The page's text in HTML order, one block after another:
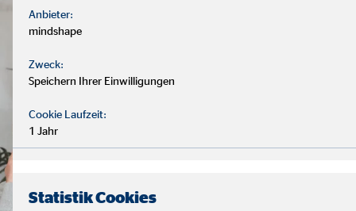
Anbieter:
mindshape
Zweck:
Speichern Ihrer Einwilligungen
Cookie Laufzeit:
1 Jahr
Statistik Cookies